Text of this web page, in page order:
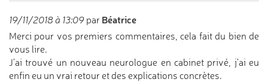
19/11/2018 à 13:09 par Béatrice
Merci pour vos premiers commentaires, cela fait du bien de
vous lire.
J'ai trouvé un nouveau neurologue en cabinet privé, j'ai eu
enfin eu un vrai retour et des explications concrètes.